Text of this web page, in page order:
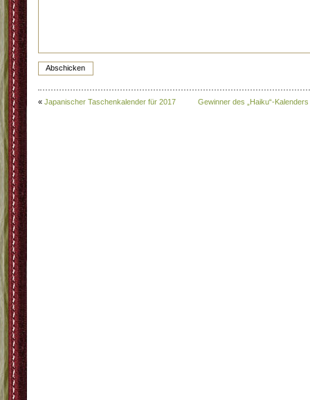
« Japanischer Taschenkalender für 2017 Gewinner des „Haiku“-Kalenders